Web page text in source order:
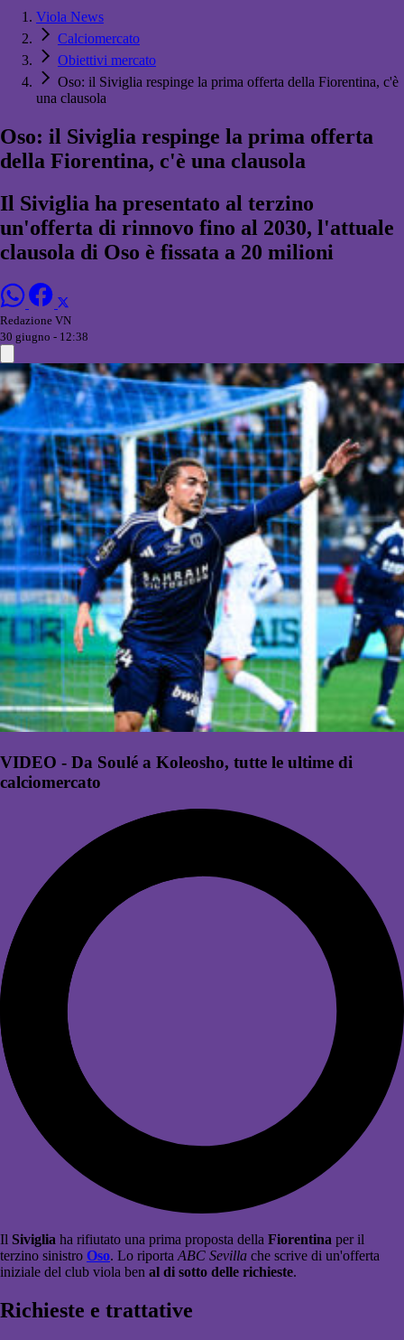
Viola News
Calciomercato
Obiettivi mercato
Oso: il Siviglia respinge la prima offerta della Fiorentina, c'è
una clausola
Oso: il Siviglia respinge la prima offerta
della Fiorentina, c'è una clausola
Il Siviglia ha presentato al terzino
un'offerta di rinnovo fino al 2030, l'attuale
clausola di Oso è fissata a 20 milioni
Redazione VN
30 giugno - 12:38
VIDEO - Da Soulé a Koleosho, tutte le ultime di
calciomercato
Il Siviglia ha rifiutato una prima proposta della Fiorentina per il
terzino sinistro Oso. Lo riportaABC Sevilla che scrive di un'offerta
iniziale del club viola ben al di sotto delle richieste.
Richieste e trattative